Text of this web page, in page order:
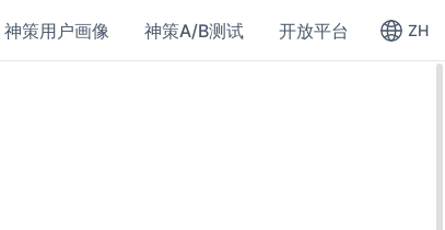
神策用户画像 神策A/B测试 开放平台 ZH